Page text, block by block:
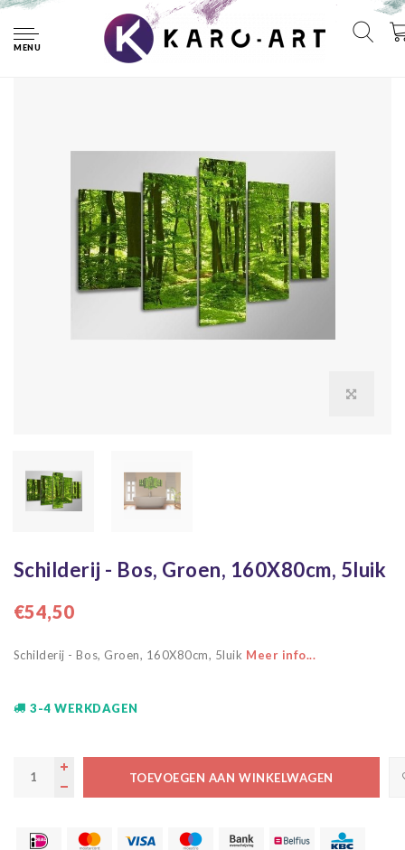
MENU
Schilderij - Bos, Groen, 160X80cm, 5luik
Schilderij - Bos, Groen, 160X80cm, 5luik
€54,50
Schilderij - Bos, Groen, 160X80cm, 5luik Meer info...
3-4 WERKDAGEN
TOEVOEGEN AAN WINKELWAGEN